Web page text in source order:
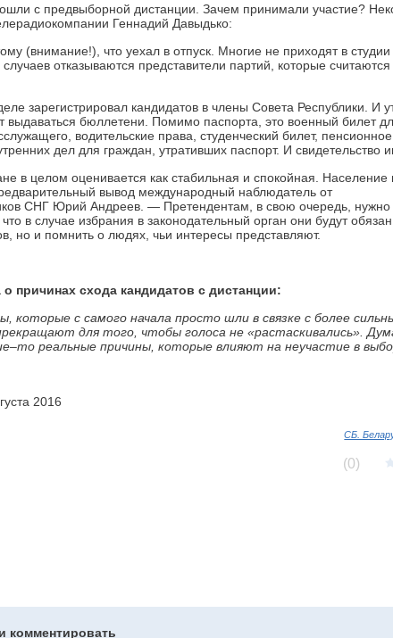
с предвыборной дистанции. Зачем принимали участие?
Геннадий Давыдько:
(внимание!), что уехал в отпуск. Многие не приходят в студии
отказываются представители партий, которые считаются
зарегистрировал кандидатов в члены Совета Республики. И
выдаваться бюллетени. Помимо паспорта, это военный билет
водительские права, студенческий билет, пенсионное
дел для граждан, утративших паспорт. И свидетельство
в целом оценивается как стабильная и спокойная. Население
вывод международный наблюдатель от
СНГ Юрий Андреев. — Претендентам, в свою очередь, нужно
в случае избрания в законодательный орган они будут
но и помнить о людях, чьи интересы представляют.
причинах схода кандидатов с дистанции:
с самого начала просто шли в связке с более
для того, чтобы голоса не «растаскивались».
реальные причины, которые влияют на неучастие в
2016
СБ.
(0)
комментировать